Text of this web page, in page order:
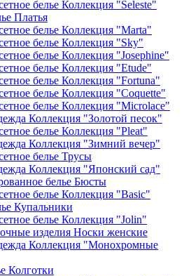
белье Коллекция "Seleste"
Платья
белье Коллекция "Marta"
белье Коллекция "Sky"
белье Коллекция "Josephine"
белье Коллекция "Etude"
белье Коллекция "Fortuna"
белье Коллекция "Coquette"
белье Коллекция "Microlace"
Коллекция "Золотой песок"
белье Коллекция "Pleat"
Коллекция "Зимний вечер"
белье Трусы
Коллекция "Японский сад"
белье Бюсты
белье Коллекция "Basic"
Купальники
белье Коллекция "Jolin"
изделия Носки женские
Коллекция "Монохромные
Колготки